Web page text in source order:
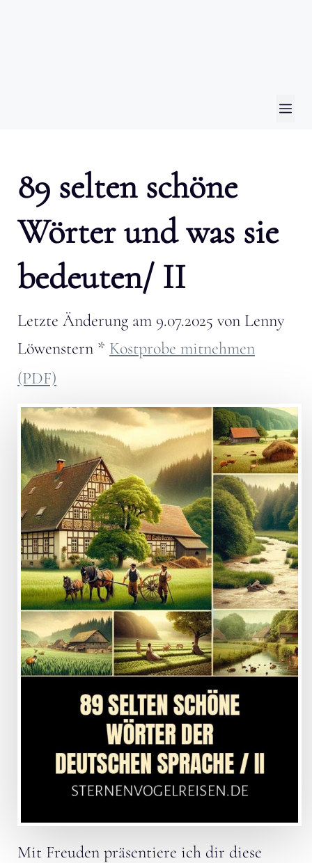
89 selten schöne
Wörter und was sie
bedeuten/ II
Letzte Änderung am 9.07.2025 von Lenny
Löwenstern * Kostprobe mitnehmen
(PDF)
Mit Freuden präsentiere ich dir diese